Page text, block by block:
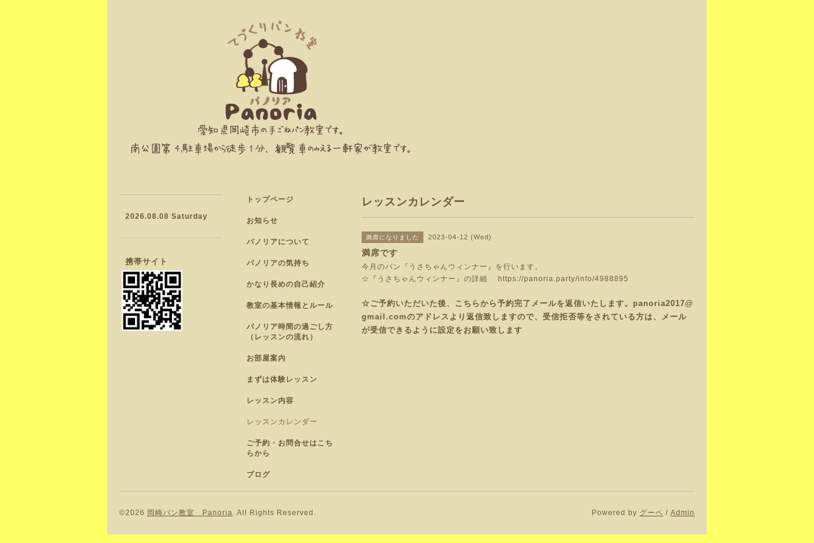
レッスンカレンダー
満席になりました 2023-04-12 (Wed)
満席です
今月のパン『うさちゃんウィンナー』を行います。
☆『うさちゃんウィンナー』の詳細
https://panoria.party/info/4988895
☆ご予約いただいた後、こちらから予約完了メールを返信いたします。panoria2017@
gmail.comのアドレスより返信致しますので、受信拒否等をされている方は、メール
が受信できるように設定をお願い致します
トップページ
お知らせ
パノリアについて
パノリアの気持ち
かなり長めの自己紹介
教室の基本情報とルール
パノリア時間の過ごし方
（レッスンの流れ）
お部屋案内
まずは体験レッスン
レッスン内容
レッスンカレンダー
ご予約・お問合せはこち
らから
ブログ
2026.08.08 Saturday
携帯サイト
©2026 岡崎パン教室 Panoria. All Rights Reserved. Powered by グーペ / Admin